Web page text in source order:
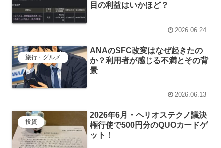
目の利益はいかほど？
2026.06.24
旅行・グルメ
ANAのSFC改変はなぜ起きたの
か？利用者が感じる不満とその背
景
2026.06.13
投資
2026年6月・ヘリオステクノ議決
権行使で500円分のQUOカードゲ
ット！